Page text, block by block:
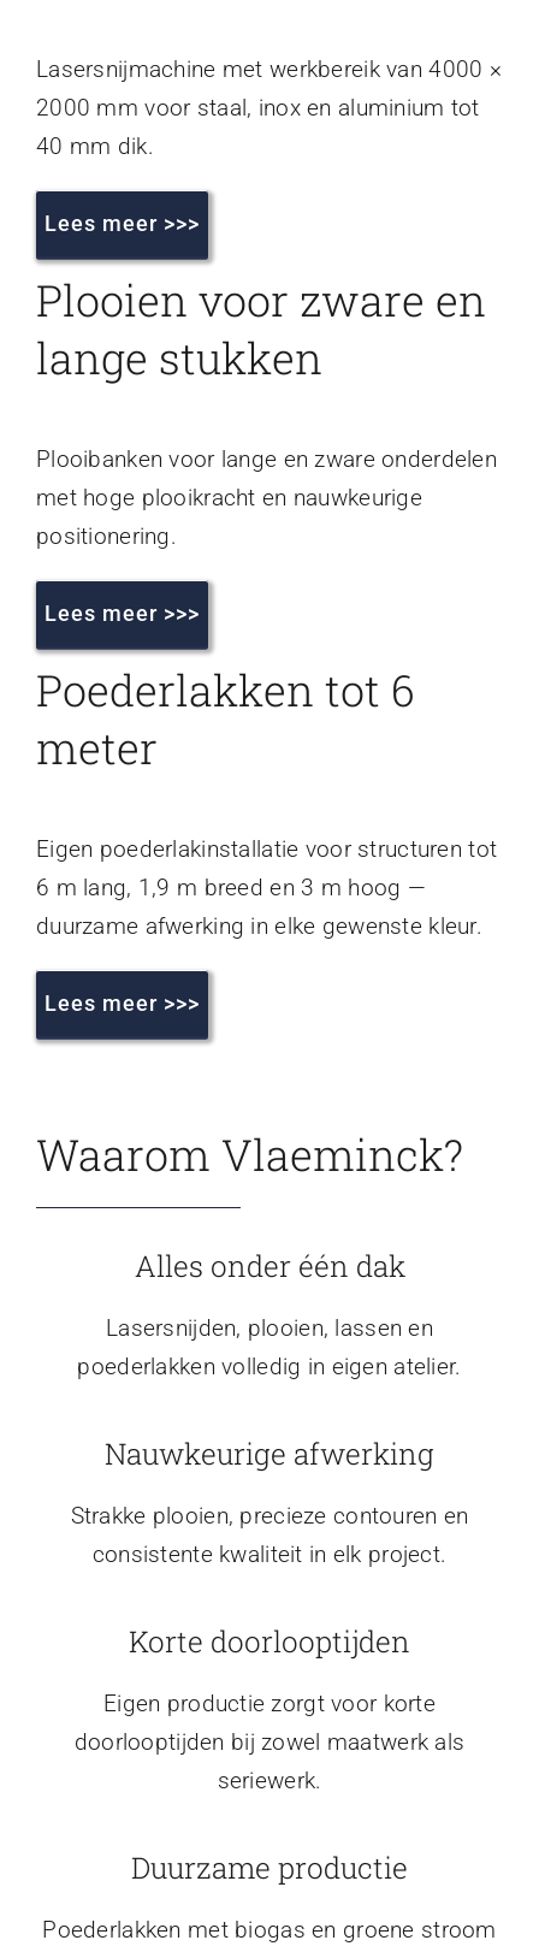
Lasersnijmachine met werkbereik van 4000 ×
2000 mm voor staal, inox en aluminium tot
40 mm dik.
Lees meer >>>
Plooien voor zware en
lange stukken
Plooibanken voor lange en zware onderdelen
met hoge plooikracht en nauwkeurige
positionering.
Lees meer >>>
Poederlakken tot 6
meter
Eigen poederlakinstallatie voor structuren tot
6 m lang, 1,9 m breed en 3 m hoog —
duurzame afwerking in elke gewenste kleur.
Lees meer >>>
Waarom Vlaeminck?
Alles onder één dak
Lasersnijden, plooien, lassen en
poederlakken volledig in eigen atelier.
Nauwkeurige afwerking
Strakke plooien, precieze contouren en
consistente kwaliteit in elk project.
Korte doorlooptijden
Eigen productie zorgt voor korte
doorlooptijden bij zowel maatwerk als
seriewerk.
Duurzame productie
Poederlakken met biogas en groene stroom